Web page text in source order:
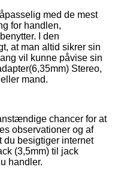
med de mest
for handlen,
I den
at man altid sikrer sin
vil kunne påvise sin
Stereo,
mand.
chancer for at
observationer og af
besigtiger internet
(3,5mm) til jack
handler.